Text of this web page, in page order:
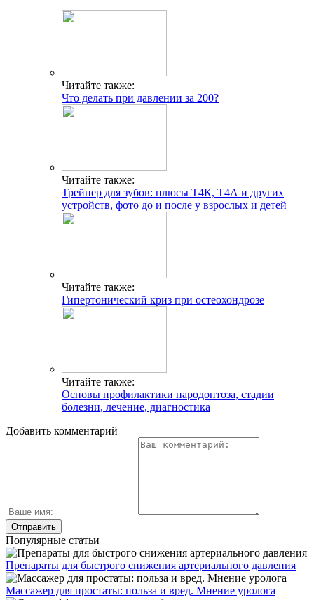
Читайте также:
Что делать при давлении за 200?
Читайте также:
Трейнер для зубов: плюсы Т4К, Т4А и других
устройств, фото до и после у взрослых и детей
Читайте также:
Гипертонический криз при остеохондрозе
Читайте также:
Основы профилактики пародонтоза, стадии
болезни, лечение, диагностика
Добавить комментарий
Популярные статьи
Препараты для быстрого снижения артериального давления
Массажер для простаты: польза и вред. Мнение уролога